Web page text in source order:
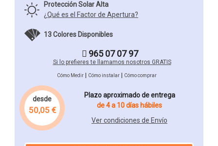
Protección Solar Alta
¿Qué es el Factor de Apertura?
13 Colores Disponibles
965 07 07 97
Si lo prefieres te llamamos nosotros GRATIS
Cómo Medir| Cómo instalar| Cómo comprar
desde
50,05 €
Plazo aproximado de entrega
de 4 a 10 días hábiles
Ver condiciones de Envío